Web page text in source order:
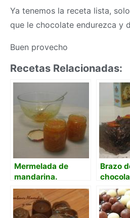
Ya tenemos la receta lista,
que le chocolate endurezca y
Buen provecho
Recetas Relacionadas:
Mermelada de
mandarina.
¡cáscaras!
Brazo